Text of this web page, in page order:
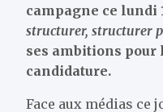
campagne ce lundi
structurer, structurer
ses ambitions
candidature.
Face aux médias ce